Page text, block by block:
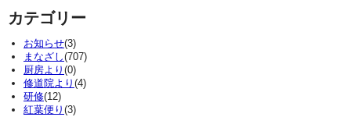
カテゴリー
お知らせ(3)
まなざし(707)
厨房より (0)
修道院より (4)
研修(12)
紅葉便り (3)